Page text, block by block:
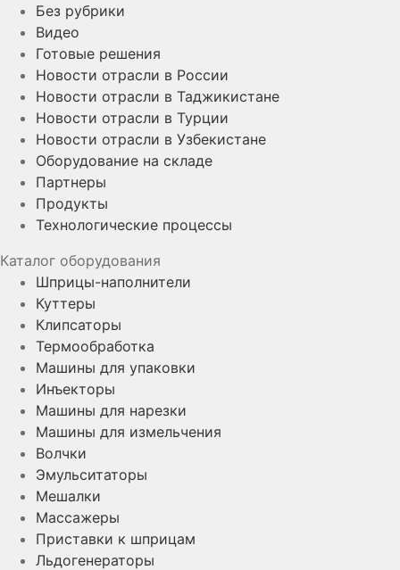
Без рубрики
Видео
Готовые решения
Новости отрасли в России
Новости отрасли в Таджикистане
Новости отрасли в Турции
Новости отрасли в Узбекистане
Оборудование на складе
Партнеры
Продукты
Технологические процессы
Каталог оборудования
Шприцы-наполнители
Куттеры
Клипсаторы
Термообработка
Машины для упаковки
Инъекторы
Машины для нарезки
Машины для измельчения
Волчки
Эмульситаторы
Мешалки
Массажеры
Приставки к шприцам
Льдогенераторы